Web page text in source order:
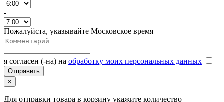
-
Пожалуйста, указывайте Московское время
я согласен (-на) на обработку моих персональных данных
×
Для отправки товара в корзину укажите количество